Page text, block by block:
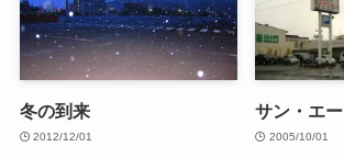
冬の到来
2012/12/01
サン・エー
2005/10/01